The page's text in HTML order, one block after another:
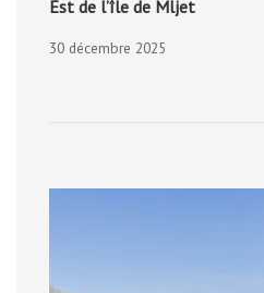
Est de l’île de Mljet
30 décembre 2025